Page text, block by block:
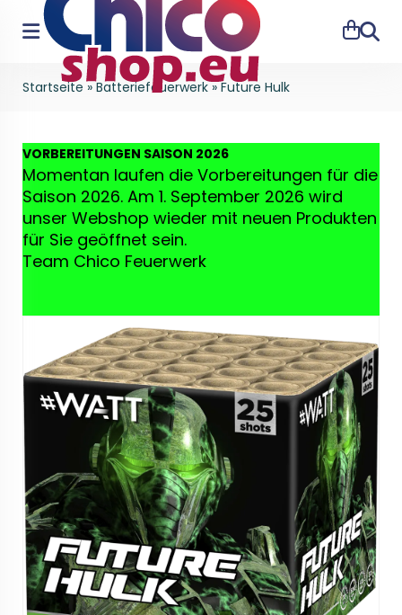
Suche
Startseite »Batteriefeuerwerk»Future Hulk
VORBEREITUNGEN SAISON 2026
Momentan laufen die Vorbereitungen für die
Saison 2026. Am 1. September 2026 wird
unser Webshop wieder mit neuen Produkten
für Sie geöffnet sein.
Team Chico Feuerwerk